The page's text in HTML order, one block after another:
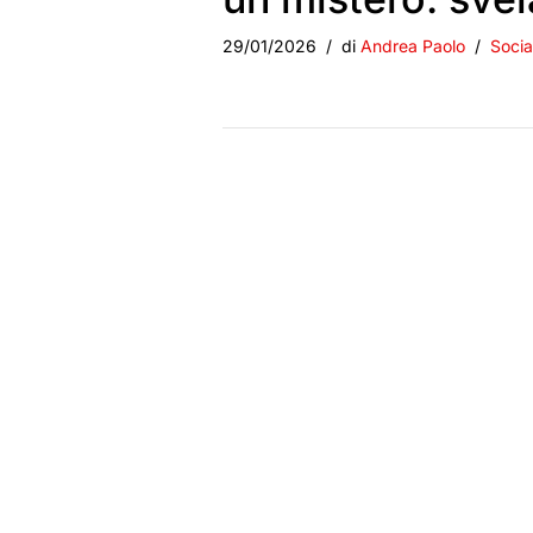
29/01/2026 di Andrea Paolo